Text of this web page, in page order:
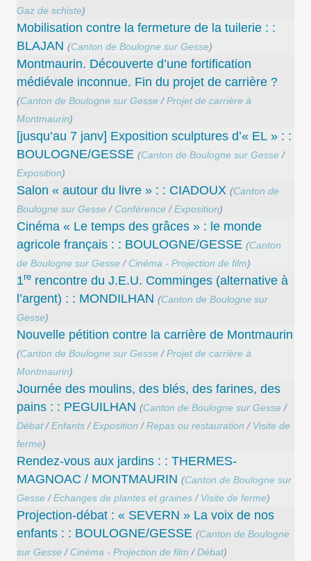
Gaz de schiste)
Mobilisation contre la fermeture de la tuilerie : :
BLAJAN (Canton de Boulogne sur Gesse)
Montmaurin. Découverte d’une fortification
médiévale inconnue. Fin du projet de carrière ?
(Canton de Boulogne sur Gesse /Projet de carrière à
Montmaurin)
[jusqu’au 7 janv] Exposition sculptures d’« EL » : :
BOULOGNE/GESSE (Canton de Boulogne sur Gesse /
Exposition)
Salon « autour du livre » : : CIADOUX (Canton de
Boulogne sur Gesse / Conférence /Exposition)
Cinéma « Le temps des grâces » : le monde
agricole français : : BOULOGNE/GESSE (Canton
de Boulogne sur Gesse / Cinéma - Projection de film)
1re rencontre du J.E.U. Comminges (alternative à
l’argent) : : MONDILHAN (Canton de Boulogne sur
Gesse)
Nouvelle pétition contre la carrière de Montmaurin
(Canton de Boulogne sur Gesse /Projet de carrière à
Montmaurin)
Journée des moulins, des blés, des farines, des
pains : : PEGUILHAN (Canton de Boulogne sur Gesse /
Débat/Enfants /Exposition /Repas ou restauration / Visite de
ferme)
Rendez-vous aux jardins : : THERMES-
MAGNOAC / MONTMAURIN (Canton de Boulogne sur
Gesse /Echanges de plantes et graines / Visite de ferme)
Projection-débat : « SEVERN » La voix de nos
enfants : : BOULOGNE/GESSE (Canton de Boulogne
sur Gesse / Cinéma - Projection de film /Débat)